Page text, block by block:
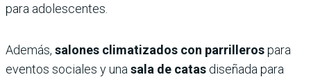
para adolescentes.
Además, salones climatizados con parrillerospara
eventos sociales y una sala de catas diseñada para